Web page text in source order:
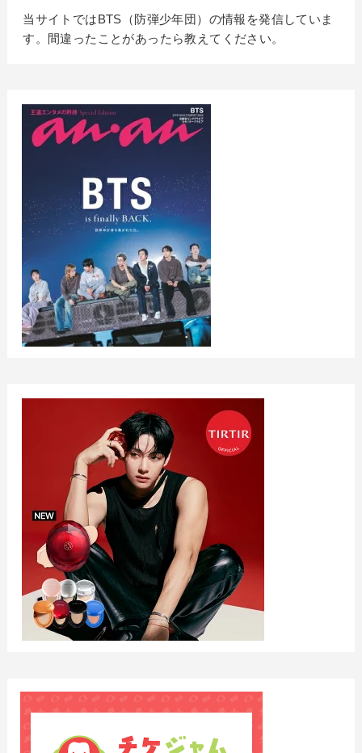
当サイトではBTS（防弾少年団）の情報を発信していま
す。間違ったことがあったら教えてください。